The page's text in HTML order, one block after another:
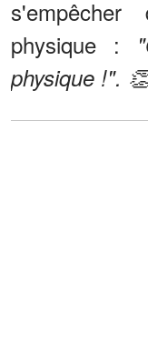
physique :
physique !".